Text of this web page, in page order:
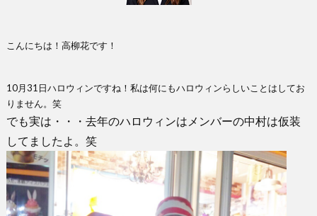
こんにちは！高柳花です！
10月31日ハロウィンですね！私は何にもハロウィンらしいことはしてお
りません。笑
でも実は・・・去年のハロウィンはメンバーの中村は仮装
してましたよ。笑